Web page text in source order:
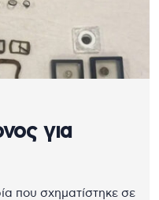
για
που σχηματίστηκε σε